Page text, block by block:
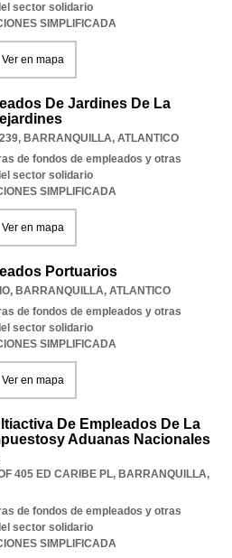
sector solidario
SIMPLIFICADA
Ver en mapa
De Jardines De La
, BARRANQUILLA, ATLANTICO
de fondos de empleados y otras
sector solidario
SIMPLIFICADA
Ver en mapa
Portuarios
, BARRANQUILLA, ATLANTICO
de fondos de empleados y otras
sector solidario
SIMPLIFICADA
Ver en mapa
De Empleados De La
Aduanas Nacionales
405 ED CARIBE PL, BARRANQUILLA,
de fondos de empleados y otras
sector solidario
SIMPLIFICADA